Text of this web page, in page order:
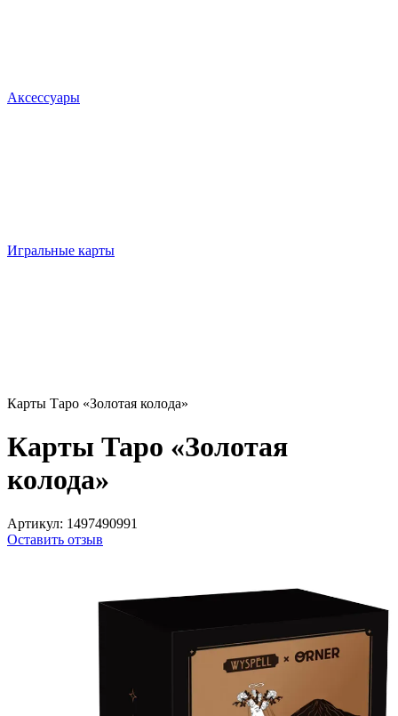
Аксессуары
Игральные карты
Карты Таро «Золотая колода»
Карты Таро «Золотая
колода»
Артикул: 1497490991
Оставить отзыв